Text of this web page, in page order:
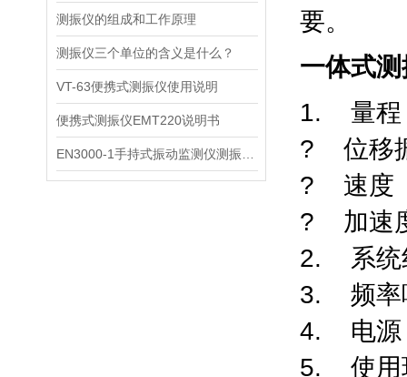
测振仪的组成和工作原理
测振仪三个单位的含义是什么？
VT-63便携式测振仪使用说明
便携式测振仪EMT220说明书
要。
一体式
1. 量程
? 位移
? 速度
? 加速
2. 系统
3. 频率
4. 电源
5. 使用